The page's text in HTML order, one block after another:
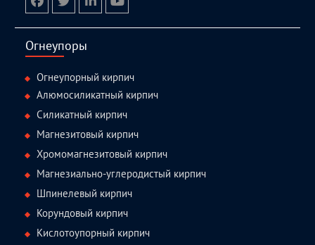
Огнеупоры
Огнеупорный кирпич
Алюмосиликатный кирпич
Силикатный кирпич
Магнезитовый кирпич
Хромомагнезитовый кирпич
Магнезиально-углеродистый кирпич
Шпинелевый кирпич
Корундовый кирпич
Кислотоупорный кирпич